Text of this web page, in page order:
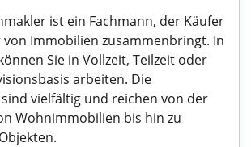
ist ein Fachmann, der Käufer
Immobilien zusammenbringt. In
Sie in Vollzeit, Teilzeit oder
arbeiten. Die
vielfältig und reichen von der
Wohnimmobilien bis hin zu